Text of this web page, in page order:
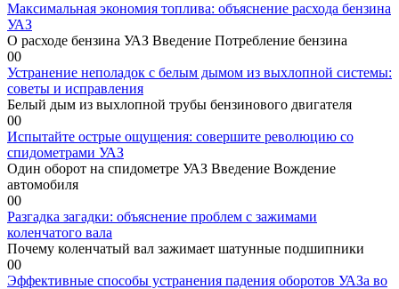
Максимальная экономия топлива: объяснение расхода бензина
УАЗ
О расходе бензина УАЗ Введение Потребление бензина
00
Устранение неполадок с белым дымом из выхлопной системы:
советы и исправления
Белый дым из выхлопной трубы бензинового двигателя
00
Испытайте острые ощущения: совершите революцию со
спидометрами УАЗ
Один оборот на спидометре УАЗ Введение Вождение
автомобиля
00
Разгадка загадки: объяснение проблем с зажимами
коленчатого вала
Почему коленчатый вал зажимает шатунные подшипники
00
Эффективные способы устранения падения оборотов УАЗа во